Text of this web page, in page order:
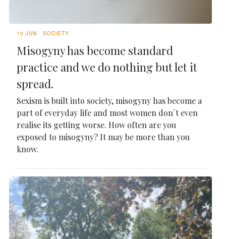
10 JUN SOCIETY
Misogyny has become standard
practice and we do nothing but let it
spread.
Sexism is built into society, misogyny has become a
part of everyday life and most women don´t even
realise its getting worse. How often are you
exposed to misogyny? It may be more than you
know.